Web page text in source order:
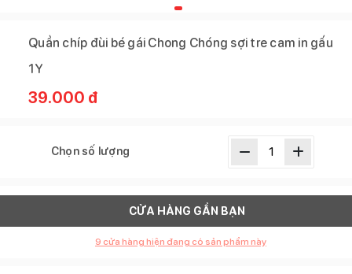
Quần chíp đùi bé gái Chong Chóng sợi tre cam in gấu
1Y
39.000 đ
Chọn số lượng
CỬA HÀNG GẦN BẠN
9 cửa hàng hiện đang có sản phẩm này